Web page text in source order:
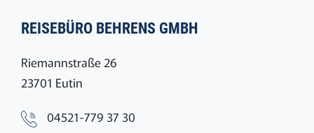
REISEBÜRO BEHRENS GMBH
Riemannstraße 26
23701 Eutin
04521-779 37 30